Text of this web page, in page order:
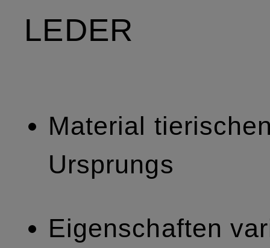
LEDER
Material
Ursprungs
Eigenschaften